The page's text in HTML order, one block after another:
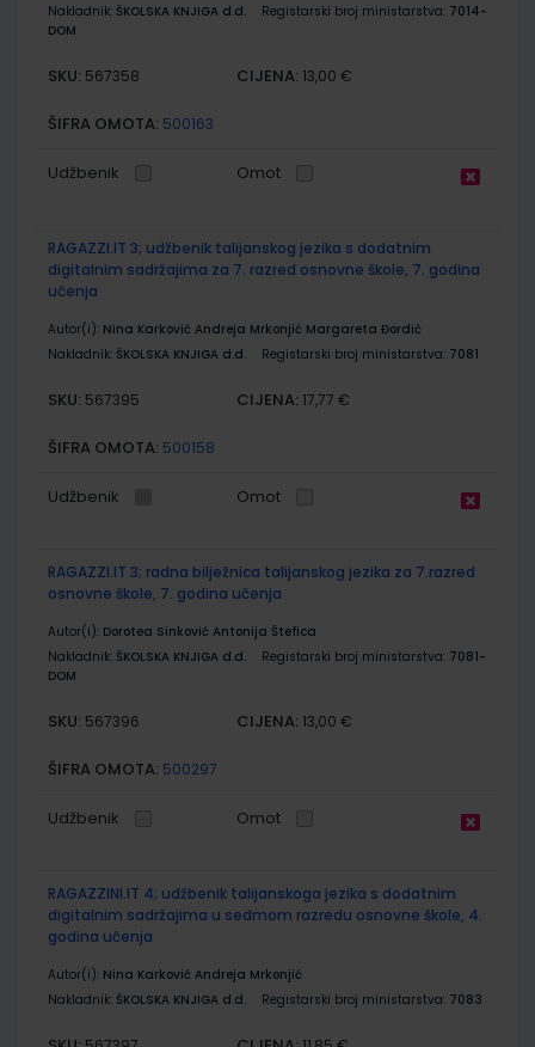
Nakladnik: ŠKOLSKA KNJIGA d.d. Registarski broj ministarstva: 7014-
DOM
SKU: 567358 CIJENA: 13,00 €
ŠIFRA OMOTA: 500163
Udžbenik Omot
RAGAZZI.IT 3; udžbenik talijanskog jezika s dodatnim
digitalnim sadržajima za 7. razred osnovne škole, 7. godina
učenja
Autor(i): Nina Karković Andreja Mrkonjić Margareta Đordić
Nakladnik: ŠKOLSKA KNJIGA d.d. Registarski broj ministarstva: 7081
SKU: 567395 CIJENA: 17,77 €
ŠIFRA OMOTA: 500158
Udžbenik Omot
RAGAZZI.IT 3; radna bilježnica talijanskog jezika za 7.razred
osnovne škole, 7. godina učenja
Autor(i): Dorotea Sinković Antonija Štefica
Nakladnik: ŠKOLSKA KNJIGA d.d. Registarski broj ministarstva: 7081-
DOM
SKU: 567396 CIJENA: 13,00 €
ŠIFRA OMOTA: 500297
Udžbenik Omot
RAGAZZINI.IT 4; udžbenik talijanskoga jezika s dodatnim
digitalnim sadržajima u sedmom razredu osnovne škole, 4.
godina učenja
Autor(i): Nina Karković Andreja Mrkonjić
Nakladnik: ŠKOLSKA KNJIGA d.d. Registarski broj ministarstva: 7083